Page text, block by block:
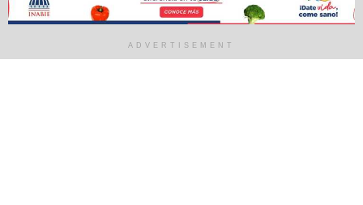
su X Congreso con un enfoque en la renovación y
unidad
306 COMPARTIDOADVERTISEMENT